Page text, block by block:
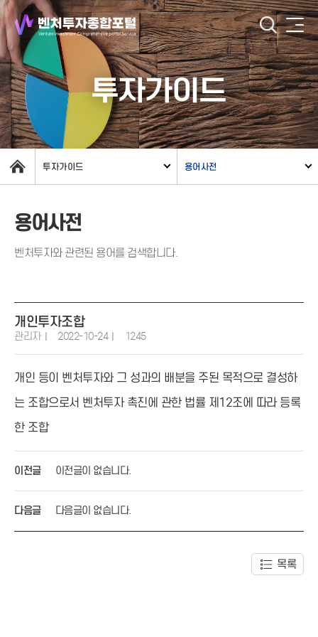
투자가이드
투자가이드 용어사전
용어사전
벤처투자와 관련된 용어를 검색합니다.
개인투자조합
관리자 2022-10-24 1245
개인 등이 벤처투자와 그 성과의 배분을 주된 목적으로 결성하
는 조합으로서 벤처투자 촉진에 관한 법률 제12조에 따라 등록
한 조합
이전글 이전글이 없습니다.
다음글 다음글이 없습니다.
목록